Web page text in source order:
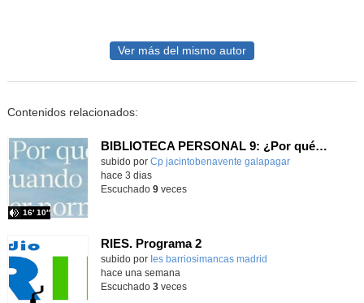
Ver más del mismo autor
Contenidos relacionados:
BIBLIOTECA PERSONAL 9: ¿Por qué ser feliz cuando puedes ser normal?
Contenido educativo.
subido por Cp jacintobenavente galapagar
16′ 10″
-
hace 3 dias
Escuchado 9veces
RIES. Programa 2
Contenido educativo.
subido por Ies barriosimancas madrid
hace una semana
Escuchado 3veces